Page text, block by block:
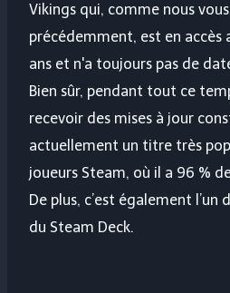
Vikings qui, comme nous
précédemment, est en accès
ans et n'a toujours pas de
Bien sûr, pendant tout ce
recevoir des mises à jour
actuellement un titre très
joueurs Steam, où il a 96 %
De plus, c’est également l’un
du Steam Deck.